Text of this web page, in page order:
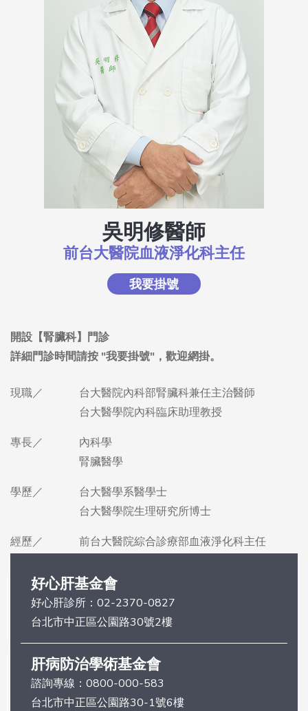
吳明修醫師
前台大醫院血液淨化科主任
我要掛號
現職／
台大醫院內科部腎臟科兼任主治醫師
台大醫學院內科臨床助理教授
專長／
內科學
腎臟醫學
學歷／
台大醫學系醫學士
台大醫學院生理研究所博士
經歷／
前台大醫院綜合診療部血液淨化科主任
好心肝基金會
好心肝診所： 02-2370-0827
台北市中正區公園路30號2樓
肝病防治學術基金會
諮詢專線： 0800-000-583
台北市中正區公園路30-1號6樓